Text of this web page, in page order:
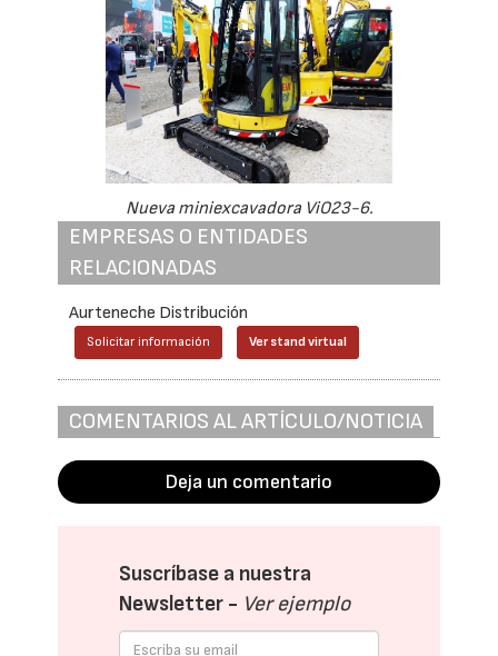
Nueva miniexcavadora ViO23-6.
EMPRESAS O ENTIDADES
RELACIONADAS
Aurteneche Distribución
Solicitar información Ver stand virtual
COMENTARIOS AL ARTÍCULO/NOTICIA
Deja un comentario
Suscríbase a nuestra
Newsletter - Ver ejemplo